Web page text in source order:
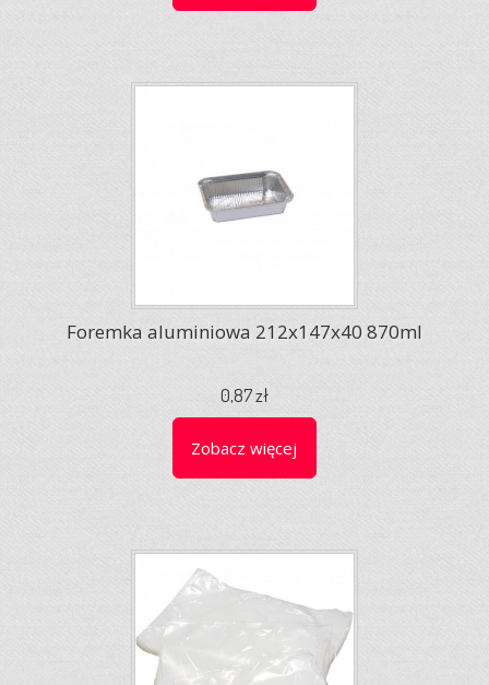
Foremka aluminiowa 212x147x40 870ml
0,87 zł
Zobacz więcej